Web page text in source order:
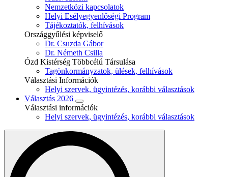
Nemzetközi kapcsolatok
Helyi Esélyegyenlőségi Program
Tájékoztatók, felhívások
Országgyűlési képviselő
Dr. Csuzda Gábor
Dr. Németh Csilla
Ózd Kistérség Többcélú Társulása
Tagönkormányzatok, ülések, felhívások
Választási Információk
Helyi szervek, ügyintézés, korábbi választások
Választás 2026
Választási információk
Helyi szervek, ügyintézés, korábbi választások